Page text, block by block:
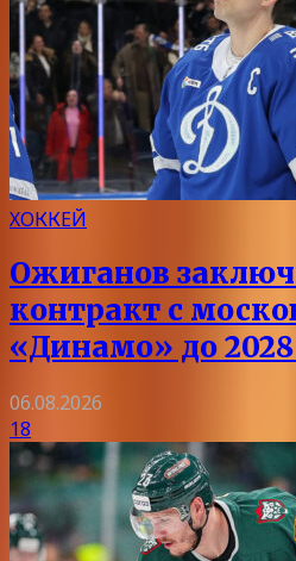
ХОККЕЙ
Ожиганов
контракт с
«Динамо» до 2028
06.08.2026
18